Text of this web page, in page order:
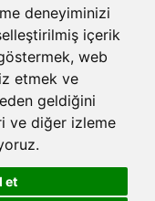
deneyiminizi
içerik
web
etmek ve
geldiğini
ve diğer izleme
et